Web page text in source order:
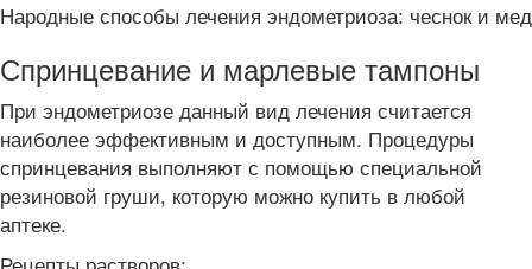
Народные способы лечения эндометриоза: чеснок и мед
Спринцевание и марлевые тампоны
При эндометриозе данный вид лечения считается
наиболее эффективным и доступным. Процедуры
спринцевания выполняют с помощью специальной
резиновой груши, которую можно купить в любой
аптеке.